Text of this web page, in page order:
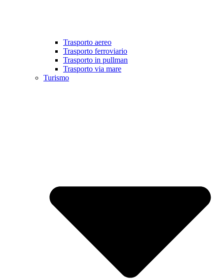
Trasporto aereo
Trasporto ferroviario
Trasporto in pullman
Trasporto via mare
Turismo